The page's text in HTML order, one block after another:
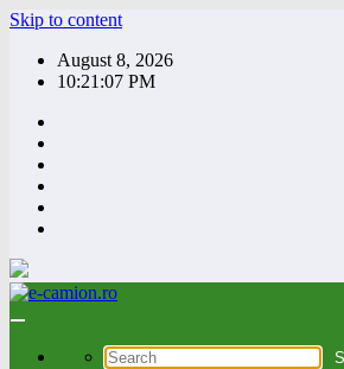
Skip to content
August 8, 2026
10:21:08 PM